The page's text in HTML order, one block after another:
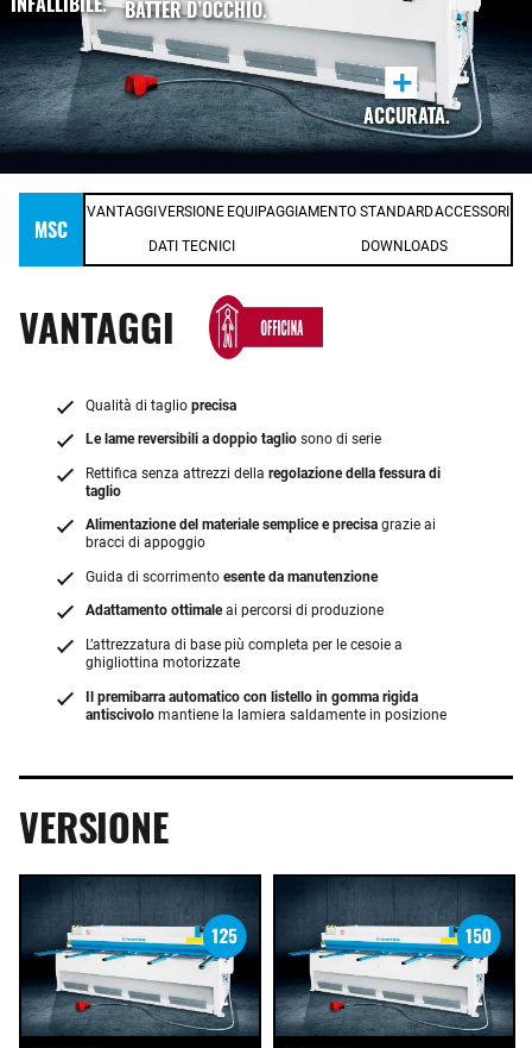
BATTER D’OCCHIO.
+
ACCURATA.
MSC
VANTAGGI VERSIONE EQUIPAGGIAMENTO STANDARDACCESSORI
DATI TECNICI DOWNLOADS
VANTAGGI
Qualità di taglio precisa
Le lame reversibili a doppio taglio sono di serie
Rettifica senza attrezzi della regolazione della fessura di
taglio
Alimentazione del materiale semplice e precisa grazie ai
bracci di appoggio
Guida di scorrimento esente da manutenzione
Adattamento ottimaleai percorsi di produzione
L’attrezzatura di base più completa per le cesoie a
ghigliottina motorizzate
Il premibarra automatico con listello in gomma rigida
antiscivolo mantiene la lamiera saldamente in posizione
VERSIONE